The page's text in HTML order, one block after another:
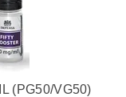
(PG50/VG50)